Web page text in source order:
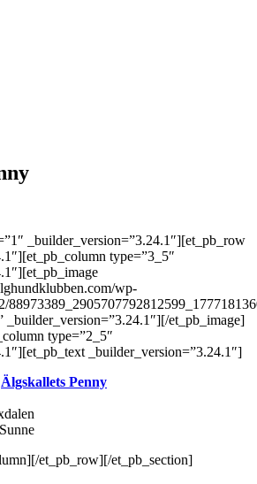
_builder_version=”3.24.1″][et_pb_row
type=”3_5″
wp-
_builder_version=”3.24.1″][/et_pb_image]
type=”2_5″
_builder_version=”3.24.1″]
Älgskallets Penny
et_pb_row][/et_pb_section]